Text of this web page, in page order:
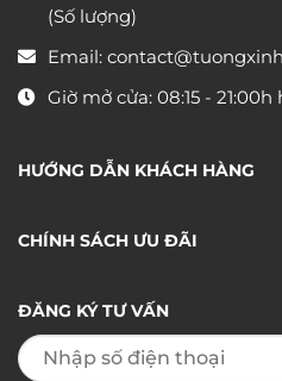
(Số lượng)
Email:
Giờ mở cửa: 08:15 -
HƯỚNG DẪN KHÁCH HÀNG
CHÍNH SÁCH ƯU ĐÃI
ĐĂNG KÝ TƯ VẤN